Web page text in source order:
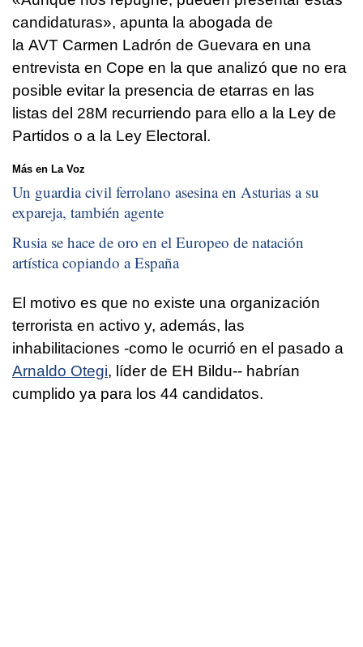
candidaturas», apunta la abogada de
la AVT Carmen Ladrón de Guevara en una
entrevista en Cope en la que analizó que no era
posible evitar la presencia de etarras en las
listas del 28M recurriendo para ello a la Ley de
Partidos o a la Ley Electoral.
Más en La Voz
Un guardia civil ferrolano asesina en Asturias a su
expareja, también agente
Rusia se hace de oro en el Europeo de natación
artística copiando a España
El motivo es que no existe una organización
terrorista en activo y, además, las
inhabilitaciones -como le ocurrió en el pasado a
Arnaldo Otegi, líder de EH Bildu-- habrían
cumplido ya para los 44 candidatos.